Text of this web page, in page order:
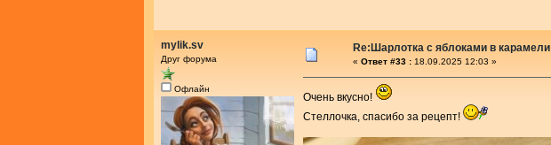
mylik.sv
Друг форума
Офлайн
Re:Шарлотка с яблоками в карамели
« Ответ #33 : 18.09.2025 12:03 »
Очень вкусно!
Стеллочка, спасибо за рецепт!